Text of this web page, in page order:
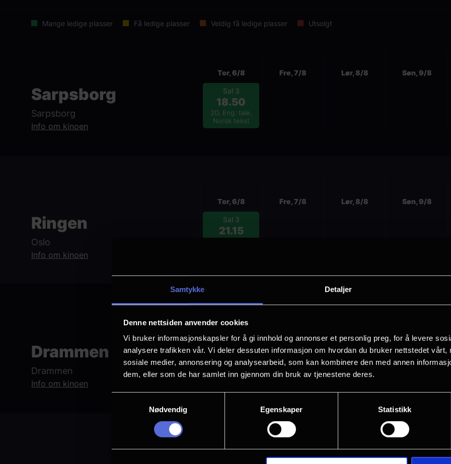
Samtykke Detaljer
Denne nettsiden anvender cookies
Vi bruker informasjonskapsler for å gi innhold og annonser et personlig preg, for å levere
analysere trafikken vår. Vi deler dessuten informasjon om hvordan du bruker nettstedet vårt,
sosiale medier, annonsering og analysearbeid, som kan kombinere den med annen
dem, eller som de har samlet inn gjennom din bruk av tjenestene deres.
Nødvendig
Egenskaper Statistikk
EN
United International Pictures
Sarpsborg
Sarpsborg
Info om kinoen
Tor, 6/8
Sal 3
18.50
2D, Eng. tale,
Norsk tekst
Fre, 7/8 Lør, 8/8 Søn, 9/8
Ringen
Oslo
Info om kinoen
Tor, 6/8
Sal 3
21.15
Fre, 7/8 Lør, 8/8 Søn, 9/8
Drammen kino
Drammen
Info om kinoen
Sal 2
21.15
2D, Eng. tale,
Norsk tekst
Sal 2
21.15
2D, Eng. tale,
Norsk tekst
Sal 5
21.10
2D, Eng. tale,
Norsk tekst
Sal 5
21.00
Fre, 7/8 Lør, 8/8 Søn, 9/8
Mange ledige plasser Få ledige plasser Veldig få ledige plasser Utsolgt